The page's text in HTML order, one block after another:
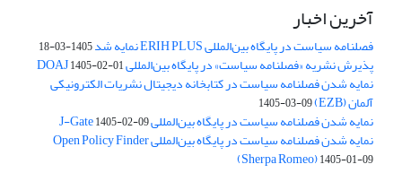
آخرین اخبار
فصلنامه سیاست در پایگاه بین‌المللی ERIH PLUS نمایه شد 1405-03-18
پذیرش نشریه «فصلنامه سیاست» در پایگاه بین‌المللی DOAJ1405-02-01
نمایه شدن فصلنامه سیاست در کتابخانه دیجیتال نشریات الکترونیکی
آلمان (EZB) 1405-03-09
نمایه شدن فصلنامه سیاست در پایگاه بین‌المللی J-Gate1405-02-09
نمایه شدن فصلنامه سیاست در پایگاه بین‌المللی Open Policy Finder
(Sherpa Romeo)1405-01-09